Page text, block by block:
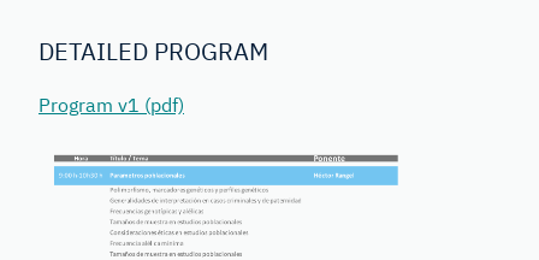
DETAILED PROGRAM
Program v1 (pdf)